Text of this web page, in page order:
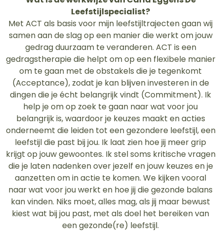
Leefstijlspecialist?
Met ACT als basis voor mijn leefstijltrajecten gaan wij
samen aan de slag op een manier die werkt om jouw
gedrag duurzaam te veranderen. ACT is een
gedragstherapie die helpt om op een flexibele manier
om te gaan met de obstakels die je tegenkomt
(Acceptance), zodat je kan blijven investeren in de
dingen die je écht belangrijk vindt (Commitment). Ik
help je om op zoek te gaan naar wat voor jou
belangrijk is, waardoor je keuzes maakt en acties
onderneemt die leiden tot een gezondere leefstijl, een
leefstijl die past bij jou. Ik laat zien hoe jij meer grip
krijgt op jouw gewoontes. Ik stel soms kritische vragen
die je laten nadenken over jezelf en jouw keuzes en je
aanzetten om in actie te komen. We kijken vooral
naar wat voor jou werkt en hoe jij die gezonde balans
kan vinden. Niks moet, alles mag, als jij maar bewust
kiest wat bij jou past, met als doel het bereiken van
een gezonde(re) leefstijl.